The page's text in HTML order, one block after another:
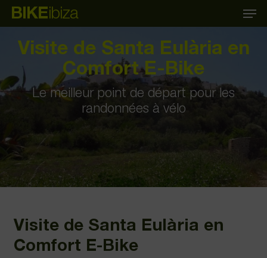
Skip
main
content
BIKEibiza
Visite de Santa Eulària en
Comfort E-Bike
Le meilleur point de départ pour les
randonnées à vélo
Visite de Santa Eulària en
Comfort E-Bike